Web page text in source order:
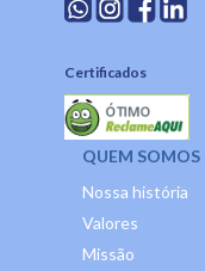
Certificados
QUEM SOMOS
Nossa história
Valores
Missão